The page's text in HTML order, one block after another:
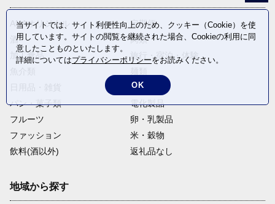
ANAオリジナル
定期便
酒
肉類
加工食品
旅行・宿泊・体験
野菜
パン・菓子類
電化製品
フルーツ
卵・乳製品
ファッション
米・穀物
飲料(酒以外)
返礼品なし
地域から探す
当サイトでは、サイト利便性向上のため、クッキー（Cookie）を使
用しています。サイトの閲覧を継続された場合、Cookieの利用に同
意したことものといたします。
詳細についてはプライバシーポリシーをお読みください。
OK